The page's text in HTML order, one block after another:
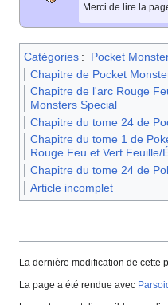
Merci de lire la
Catégories :
Pocket
Chapitre de Pocket
Chapitre de l'arc Rouge
Monsters Special
Chapitre du tome 24 de
Chapitre du tome 1 de
Rouge Feu et Vert Feuille/
Chapitre du tome 24 de
Article incomplet
La dernière modification de cette
La page a été rendue avec